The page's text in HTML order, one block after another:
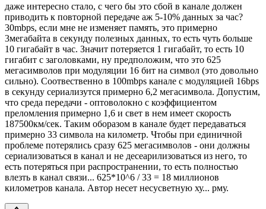
даже интересно стало, с чего бы это сбой в канале должен
приводить к повторной передаче аж 5-10% данных за час?
30mbps, если мне не изменяет память, это примерно
3мегабайта в секунду полезных данных, то есть чуть больше
10 гигабайт в час. Значит потеряется 1 гигабайт, то есть 10
гигабит с заголовками, ну предположим, что это 625
мегасимволов при модуляции 16 бит на символ (это довольно
сильно). Соотвественно в 100mbps канале с модуляцией 16bps
в секунду сериализутся примерно 6,2 мегасимвола. Допустим,
что среда передачи - оптоволокно с коэффициентом
преломления примерно 1,6 и свет в нем имеет скорость
187500км/сек. Таким оборазом в канале будет передаваться
примерно 33 символа на километр. Чтобы при единичной
проблеме потерялись сразу 625 мегасимволов - они должны
сериализоваться в канал и не десеарилизоваться из него, то
есть потеряться при распространении, то есть полностью
влезть в канал связи... 625*10^6 / 33 = 18 миллионов
километров канала. Автор несет несусветную ху... рму.